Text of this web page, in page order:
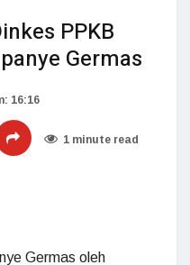
PPKB
Germas
16:16
1 minute read
Germas oleh